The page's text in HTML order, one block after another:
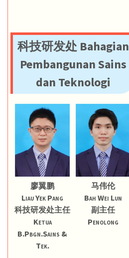
科技研发处 Bahagian
Pembangunan Sains
dan Teknologi
廖翼鹏
Liau Yek Pang
科技研发处主任
Ketua
B.Pbgn.Sains &
Tek.
马伟伦
Bah Wei Lun
副主任
Penolong